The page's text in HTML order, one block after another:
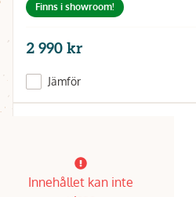
Finns i showroom!
2 990 kr
Jämför
Innehållet kan inte